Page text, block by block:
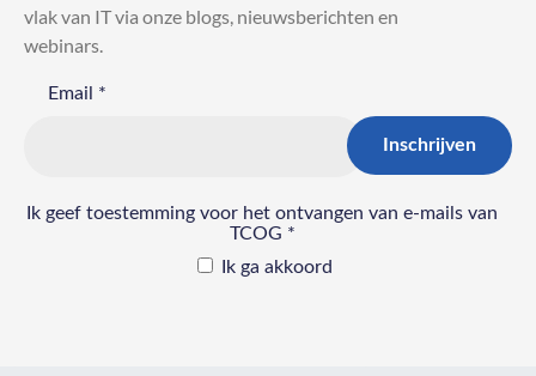
vlak van IT via onze blogs, nieuwsberichten en
webinars.